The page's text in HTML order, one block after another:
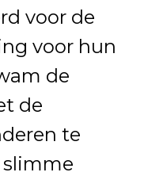
voor de
voor hun
de
de
te
slimme